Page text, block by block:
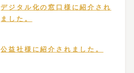
デジタル化の窓口様に紹介され
ました。
公益社様に紹介されました。